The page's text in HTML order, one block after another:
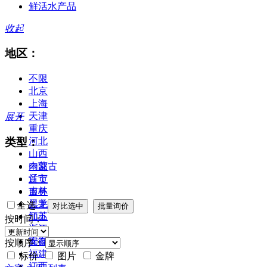
鲜活水产品
收起
地区：
不限
北京
上海
天津
重庆
河北
山西
内蒙古
辽宁
吉林
黑龙江
江苏
浙江
安徽
福建
展开
类型：
全部
首页
服务
二手
加工
合作
库存
全选
按时间：
按顺序：
标价
图片
金牌